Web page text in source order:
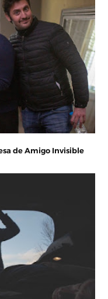
de Amigo Invisible